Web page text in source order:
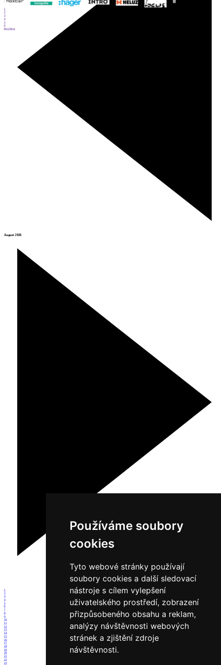
Používáme soubory
cookies
Tyto webové stránky používají
soubory cookies a další sledovací
nástroje s cílem vylepšení
uživatelského prostředí, zobrazení
přizpůsobeného obsahu a reklam,
analýzy návštěvnosti webových
stránek a zjištění zdroje
návštěvnosti.
August 2026
1
2
3
4
5
6
7
8
9
10
11
12
13
14
15
16
17
18
19
20
21
22
23
1
2
3
4
5
6
PrevNext